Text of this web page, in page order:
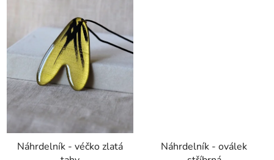
Náhrdelník - véčko zlatá
Náhrdelník - oválek